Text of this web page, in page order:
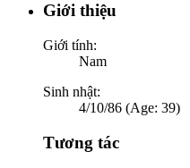
Giới thiệu
Giới tính:
Nam
Sinh nhật:
4/10/86 (Age: 39)
Tương tác